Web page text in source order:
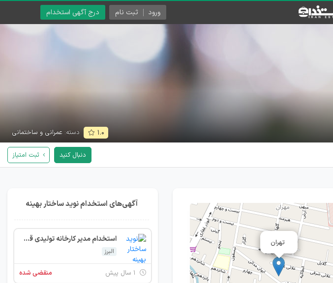
درج آگهی استخدام ورود ثبت نام
۱.۰ دسته: عمرانی و ساختمانی
دنبال کنید ثبت امتیاز
تهران
آگهی‌های استخدام نوید ساختار بهینه
استخدام مدیر کارخانه تولیدی قطعات بتن
البرز
منقضی شده